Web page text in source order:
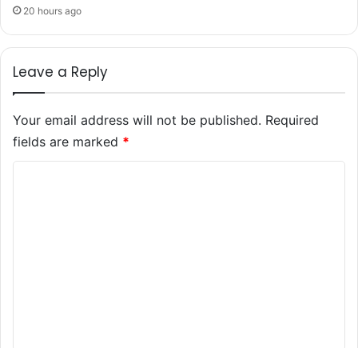
20 hours ago
Leave a Reply
Your email address will not be published. Required
fields are marked *